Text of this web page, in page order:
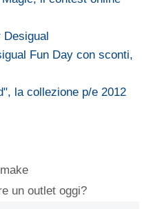
Fun Day con sconti,
la collezione p/e 2012
un outlet oggi?